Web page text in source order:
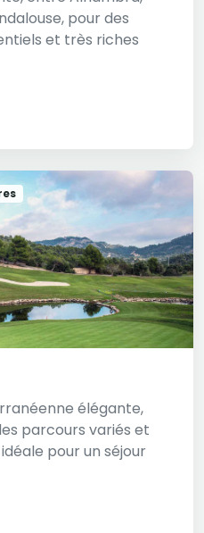
pour des
et très riches
élégante,
parcours variés et
pour un séjour